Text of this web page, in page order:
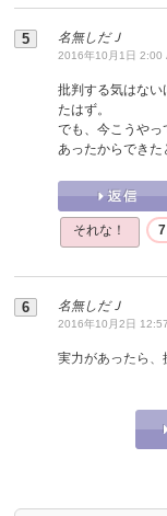
名無しだＪ
2016年10月1日 2:00
批判する気はない
たはず。
でも、今こうや
あったからできた
それな！ 7
名無しだＪ
2016年10月2日
実力があったら
0